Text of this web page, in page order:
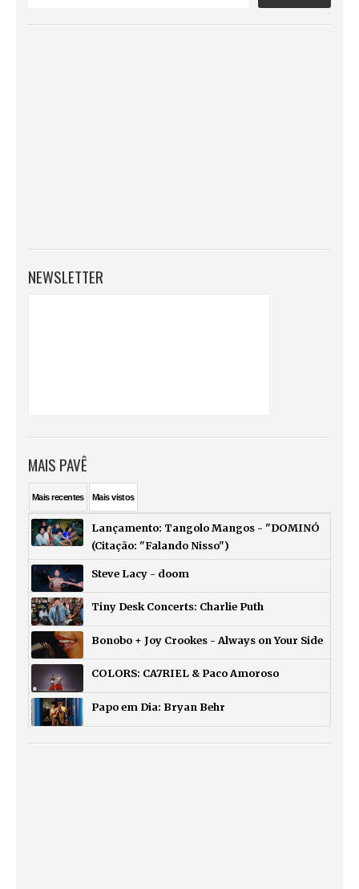
NEWSLETTER
MAIS PAVÊ
Maisrecentes Maisvistos
Lançamento: Tangolo Mangos - "DOMINÓ
(Citação: "Falando Nisso")
Steve Lacy - doom
Tiny Desk Concerts: Charlie Puth
Bonobo + Joy Crookes - Always on Your Side
COLORS: CA7RIEL & Paco Amoroso
Papo em Dia: Bryan Behr